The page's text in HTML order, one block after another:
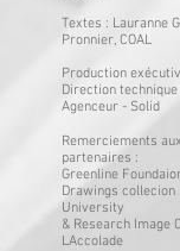
Textes : Lauranne
Pronnier, COAL
Production
Direction
Agenceur - Solid
Remerciements
partenaires :
Greenline
Drawings collecion
University
& Research Image
LAccolade